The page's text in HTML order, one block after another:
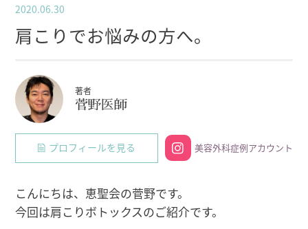
2020.06.30
肩こりでお悩みの方へ。
著者
菅野医師
プロフィールを見る 美容外科症例アカウント
こんにちは、恵聖会の菅野です。
今回は肩こりボトックスのご紹介です。